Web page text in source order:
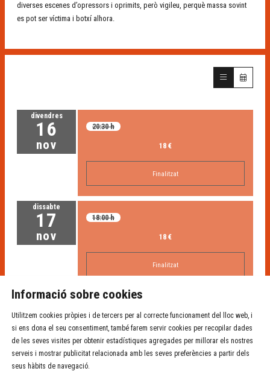
diverses escenes d’opressors i oprimits, però vigileu, perquè massa sovint
es pot ser víctima i botxí alhora.
divendres
16
nov
20:30 h
18 €
Finalitzat
dissabte
17
nov
18:00 h
18 €
Finalitzat
Informació sobre cookies
Utilitzem cookies pròpies i de tercers per al correcte funcionament del lloc web, i
si ens dona el seu consentiment, també farem servir cookies per recopilar dades
de les seves visites per obtenir estadístiques agregades per millorar els nostres
serveis i mostrar publicitat relacionada amb les seves preferències a partir dels
seus hàbits de navegació.